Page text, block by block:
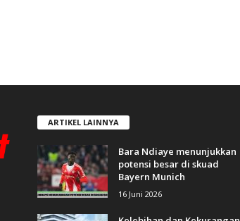
ARTIKEL LAINNYA
Bara Ndiaye menunjukkan
potensi besar di skuad
Bayern Munich
16 Juni 2026